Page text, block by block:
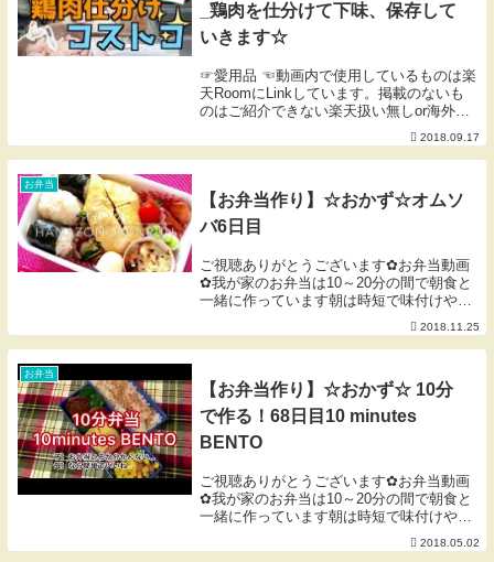
_鶏肉を仕分けて下味、保存して
いきます☆
☞愛用品 ☜動画内で使用しているものは楽
天RoomにLinkしています。掲載のないも
のはご紹介できない楽天扱い無しor海外製
品等です。※楽天Room内のコメントにも
対応しておりません。
2018.09.17
お弁当
【お弁当作り】☆おかず☆オムソ
バ6日目
ご視聴ありがとうございます✿お弁当動画
✿我が家のお弁当は10～20分の間で朝食と
一緒に作っています朝は時短で味付けや調
理することが多いです日々のリアルなお弁
当作りの為、お洒落なお弁当動画ではあり
ませんが、楽しんで頂けると頂けると嬉し
2018.11.25
お弁当
【お弁当作り】☆おかず☆ 10分
で作る！68日目10 minutes
BENTO
ご視聴ありがとうございます✿お弁当動画
✿我が家のお弁当は10～20分の間で朝食と
一緒に作っています朝は時短で味付けや調
理することが多いです日々のリアルなお弁
当作りの為、お洒落なお弁当動画ではあり
2018.05.02